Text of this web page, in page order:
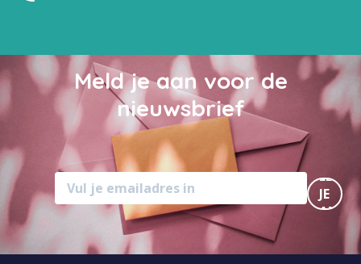
Meld je aan voor de
nieuwsbrief
MELD
JE
AAN